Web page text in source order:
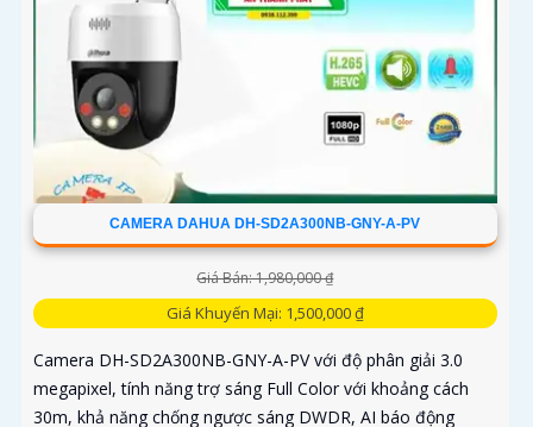
CAMERA DAHUA DH-SD2A300NB-GNY-A-PV
Giá Bán: 1,980,000 ₫
Giá Khuyến Mại: 1,500,000 ₫
Camera DH-SD2A300NB-GNY-A-PV với độ phân giải 3.0
megapixel, tính năng trợ sáng Full Color với khoảng cách
30m, khả năng chống ngược sáng DWDR, AI báo động